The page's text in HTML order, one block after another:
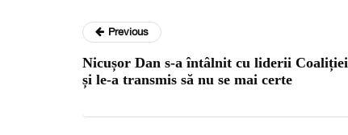
Previous
Nicușor Dan s-a întâlnit cu liderii Coaliției
și le-a transmis să nu se mai certe